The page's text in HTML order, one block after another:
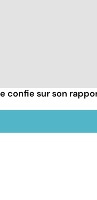
confie sur son